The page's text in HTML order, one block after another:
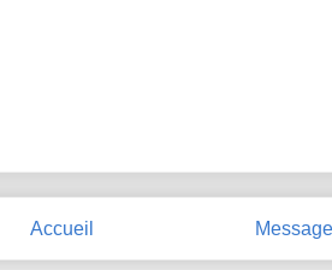
Accueil